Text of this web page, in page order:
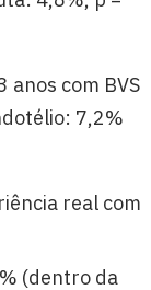
anos com BVS
7,2%
real com
(dentro da